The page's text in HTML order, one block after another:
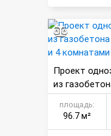
Проект
из
м и 4
площадь:
96.7 м²